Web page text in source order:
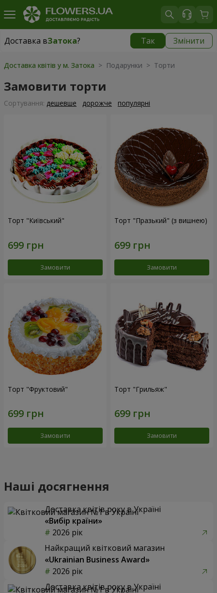
Доставка вЗатока? Так Змінити
Доставка вЗатока|
Доставка квітів у м. Затока > Подарунки > Торти
Замовити торти
Сортування: дешевше дорожче популярні
Торт "Київський"
Замовити
Торт "Празький" (з вишнею)
Замовити
Торт "Фруктовий"
Замовити
Торт "Грильяж"
Замовити
Наші досягнення
Доставка квітів року в Україні
«Вибір країни»
2026 рік
Найкращий квітковий магазин
«Ukrainian Business Award»
2026 рік
Доставка квітів року в Україні